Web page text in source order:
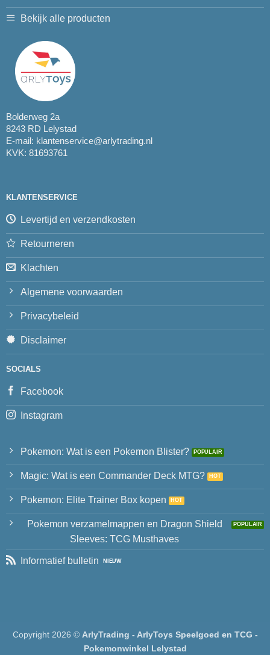
Bekijk alle producten
Bolderweg 2a
8243 RD Lelystad
E-mail: klantenservice@arlytrading.nl
KVK: 81693761
KLANTENSERVICE
Levertijd en verzendkosten
Retourneren
Klachten
Algemene voorwaarden
Privacybeleid
Disclaimer
SOCIALS
Facebook
Instagram
Pokemon: Wat is een Pokemon Blister?
Magic: Wat is een Commander Deck MTG?
Pokemon: Elite Trainer Box kopen
Pokemon verzamelmappen en Dragon Shield
Sleeves: TCG Musthaves
Informatief bulletin
Copyright 2026 © ArlyTrading - ArlyToys Speelgoed en TCG -
Pokemonwinkel Lelystad